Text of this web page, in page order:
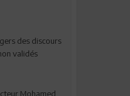
des discours
validés
Mohamed